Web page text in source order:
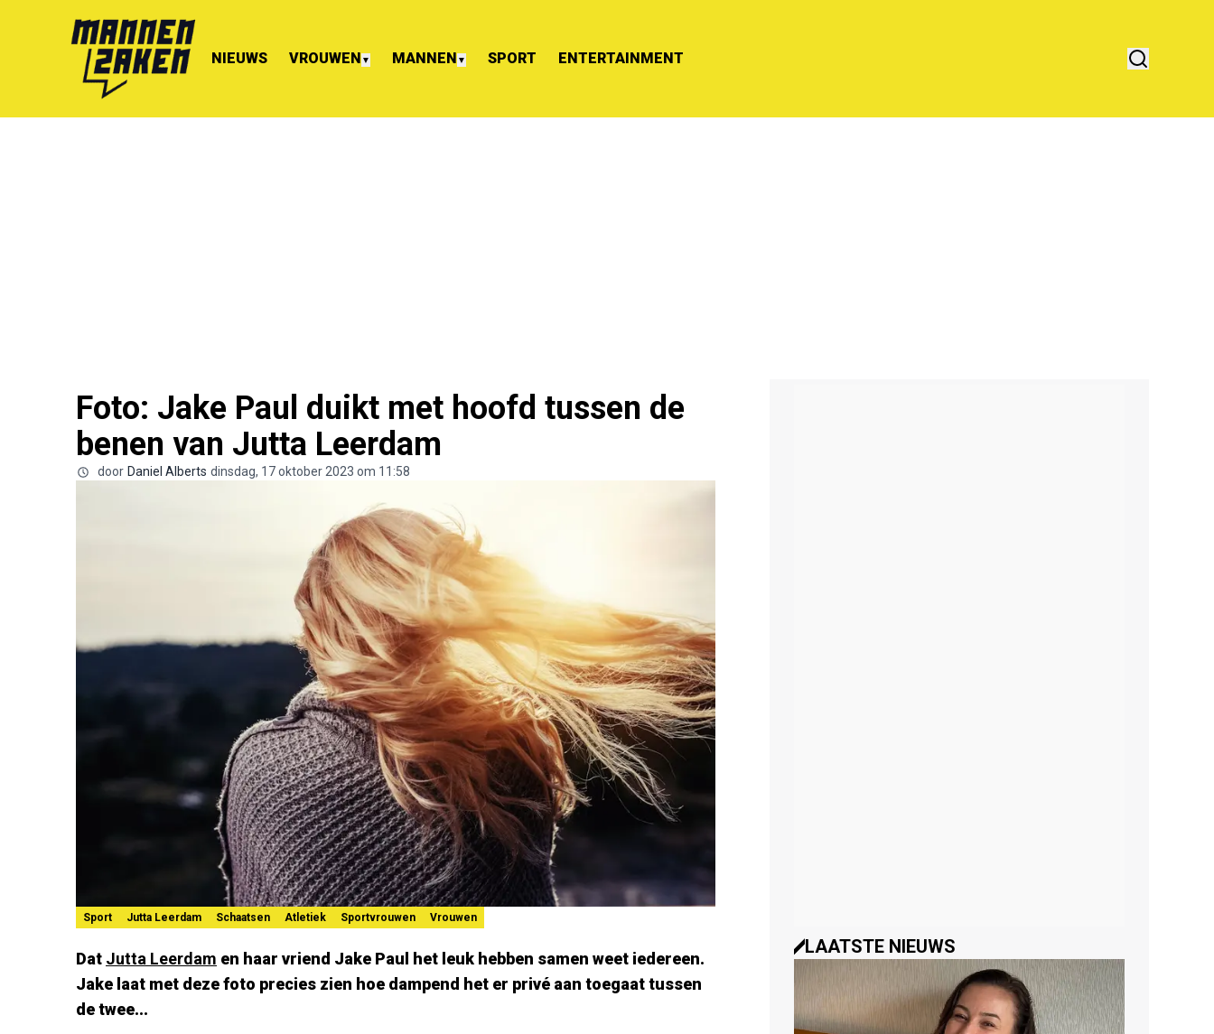
NIEUWS VROUWEN ▼ MANNEN ▼ SPORT ENTERTAINMENT
Foto: Jake Paul duikt met hoofd tussen de
benen van Jutta Leerdam
door Daniel Alberts dinsdag, 17 oktober 2023 om 11:58
Sport Jutta Leerdam Schaatsen Atletiek Sportvrouwen Vrouwen
Dat Jutta Leerdam en haar vriend Jake Paul het leuk hebben samen weet iedereen.
Jake laat met deze foto precies zien hoe dampend het er privé aan toegaat tussen
de twee...
LAATSTE NIEUWS